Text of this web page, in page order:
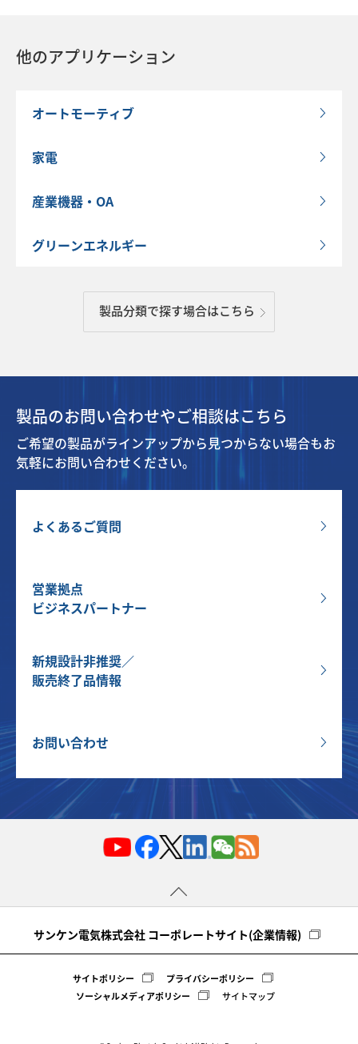
他のアプリケーション
オートモーティブ
家電
産業機器・OA
グリーンエネルギー
製品分類で探す場合はこちら
製品のお問い合わせやご相談はこちら
ご希望の製品がラインアップから見つからない場合もお
気軽にお問い合わせください。
よくあるご質問
営業拠点
ビジネスパートナー
新規設計非推奨／
販売終了品情報
お問い合わせ
サンケン電気株式会社 コーポレートサイト(企業情報)
サイトポリシー
プライバシーポリシー
ソーシャルメディアポリシー
サイトマップ